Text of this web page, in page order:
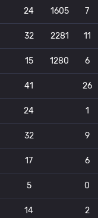
24 1605 7
32 2281 11
15 1280 6
41 26
24 1
32 9
17 6
5 0
14 2